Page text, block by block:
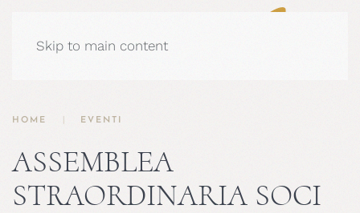
Skip to main content
HOME EVENTI
ASSEMBLEA
STRAORDINARIA SOCI